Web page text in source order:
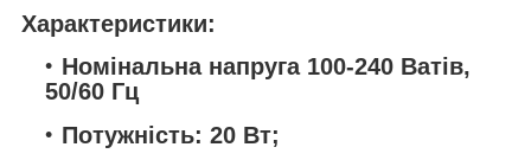
Характеристики:
Номінальна напруга 100-240 Ватів,
50/60 Гц
Потужність: 20 Вт;